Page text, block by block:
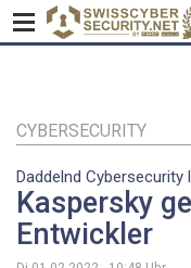
Inhalt
CYBERSECURITY
Daddelnd Cybersecurity
Kaspersky
Entwickler